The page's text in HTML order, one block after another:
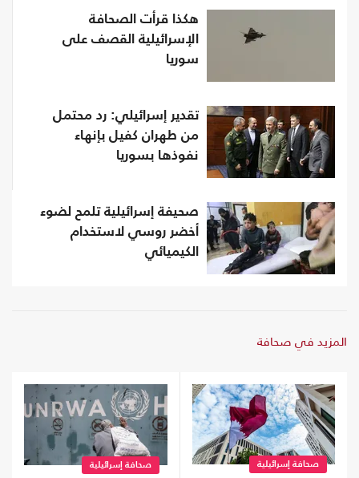
هكذا قرأت الصحافة
الإسرائيلية القصف على
سوريا
تقدير إسرائيلي: رد محتمل
من طهران كفيل بإنهاء
نفوذها بسوريا
صحيفة إسرائيلية تلمح لضوء
أخضر روسي لاستخدام
الكيميائي
المزيد في صحافة
صحافة إسرائيلية صحافة إسرائيلية